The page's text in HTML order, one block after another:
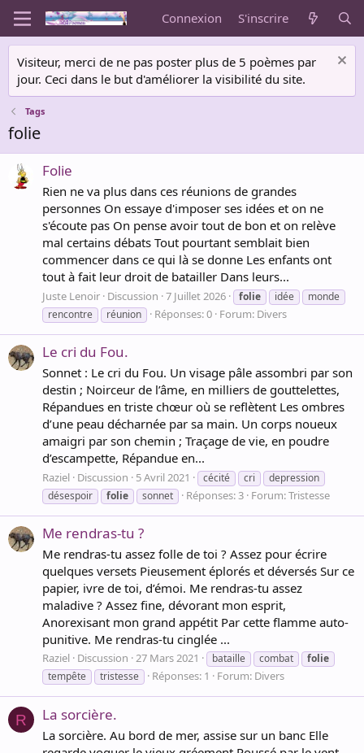
Connexion S'inscrire
Visiteur, merci de ne pas poster plus de 5 poèmes par
jour. Ceci dans le but d'améliorer la visibilité du site.
Tags
folie
Folie
Rien ne va plus dans ces réunions de grandes
personnes On essaye d'imposer ses idées et on ne
s'écoute pas On pense avoir tout de bon et on relève
mal certains débats Tout pourtant semblait bien
commencer dans ce qui là se donne Les enfants ont
tout à fait leur droit de batailler Dans leurs...
Juste Lenoir Discussion 7 Juillet 2026 folie idée
monde
rencontre
réunion Réponses: 0 Forum: Divers
Le cri du Fou.
Sonnet : Le cri du Fou. Un visage pâle assombri par son
destin ; Noirceur de l’âme, en milliers de gouttelettes,
Répandues en triste chœur où se reflètent Les ombres
d’une peau décharnée par sa main. Un corps noueux
amaigri par son chemin ; Traçage de vie, en poudre
d’escampette, Répandue en...
Raziel Discussion 5 Avril 2021 cécité cri
depression
désespoir
folie sonnet Réponses: 3 Forum:Tristesse
Me rendras-tu ?
Me rendras-tu assez folle de toi ? Assez pour écrire
quelques versets Pieusement éplorés et déversés Sur ce
papier, ivre de toi, d’émoi. Me rendras-tu assez
maladive ? Assez fine, dévorant mon esprit,
Anorexisant mon grand appétit Par cette flamme auto-
punitive. Me rendras-tu cinglée ...
Raziel Discussion 27 Mars 2021 bataille combat
folie
tempête
tristesse Réponses: 1 Forum: Divers
R La sorcière.
La sorcière. Au bord de mer, assise sur un banc Elle